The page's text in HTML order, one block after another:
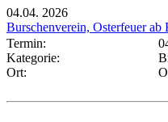
04.04. 2026
Burschenverein, Osterfeuer
Termin:
Kategorie:
Ort: